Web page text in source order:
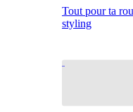
Tout pour ta
styling